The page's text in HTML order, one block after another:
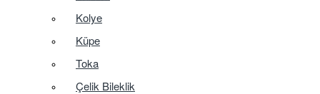
Kolye
Küpe
Toka
Çelik Bileklik